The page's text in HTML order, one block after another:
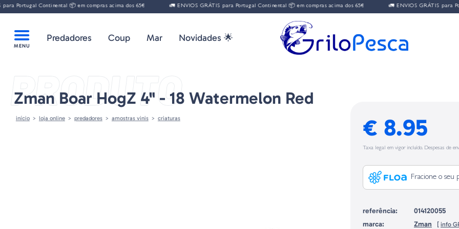
Portugal Continental 📦 em compras acima dos 65€ 🚛 ENVIOS GRÁTIS para Portugal Continental 📦 em compras acima dos 65€ 🚛 ENVIOS GRÁTIS para
Predadores Coup Mar Novidades 🌟
PRODUTO
Zman Boar HogZ 4" - 18 Watermelon Red
início loja online predadores amostras vinis criaturas € 8.95
Taxa legal em vigor incluído. Despesas de
Fracione o
referência:
014120055
marca:
Zman [ info